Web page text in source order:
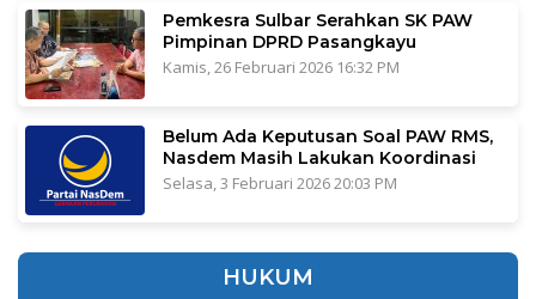
Pemkesra Sulbar Serahkan SK PAW
Pimpinan DPRD Pasangkayu
Kamis, 26 Februari 2026 16:32 PM
Belum Ada Keputusan Soal PAW RMS,
Nasdem Masih Lakukan Koordinasi
Selasa, 3 Februari 2026 20:03 PM
HUKUM